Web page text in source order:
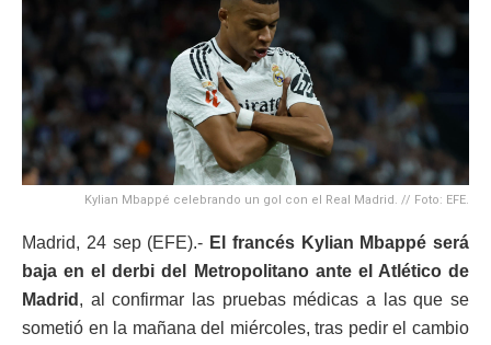
Kylian Mbappé celebrando un gol con el Real Madrid. // Foto: EFE.
Madrid, 24 sep (EFE).- El francés Kylian Mbappé será
baja en el derbi del Metropolitano ante el Atlético de
Madrid , al confirmar las pruebas médicas a las que se
sometió en la mañana del miércoles, tras pedir el cambio